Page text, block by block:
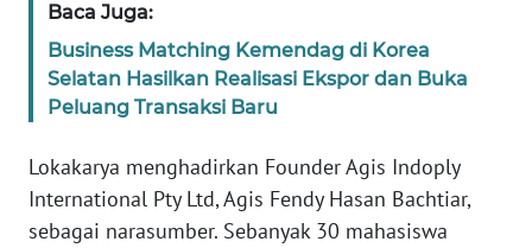
Baca Juga:
Business Matching Kemendag di Korea
Selatan Hasilkan Realisasi Ekspor dan Buka
Peluang Transaksi Baru
Lokakarya menghadirkan Founder Agis Indoply
International Pty Ltd, Agis Fendy Hasan Bachtiar,
sebagai narasumber. Sebanyak 30 mahasiswa
PEDOMAN
MEDIA
SIBER
KARIR